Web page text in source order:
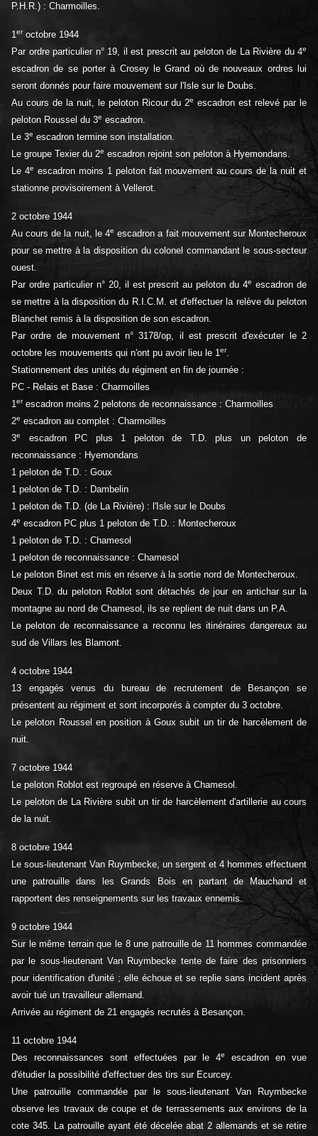
P.H.R.) : Charmoilles.
1eroctobre 1944
Par ordre particulier n° 19, il est prescrit au peloton de La Rivière du 4e
escadron de se porter à Crosey le Grand où de nouveaux ordres lui
seront donnés pour faire mouvement sur l'Isle sur le Doubs.
Au cours de la nuit, le peloton Ricour du 2e escadron est relevé par le
peloton Roussel du 3e escadron.
Le 3e escadron termine son installation.
Le groupe Texier du 2e escadron rejoint son peloton à Hyemondans.
Le 4e escadron moins 1 peloton fait mouvement au cours de la nuit et
stationne provisoirement à Vellerot.
2 octobre 1944
Au cours de la nuit, le 4e escadron a fait mouvement sur Montecheroux
pour se mettre à la disposition du colonel commandant le sous-secteur
ouest.
Par ordre particulier n° 20, il est prescrit au peloton du 4e escadron de
se mettre à la disposition du R.I.C.M. et d'effectuer la relève du peloton
Blanchet remis à la disposition de son escadron.
Par ordre de mouvement n° 3178/op, il est prescrit d'exécuter le 2
octobre les mouvements qui n'ont pu avoir lieu le 1er.
Stationnement des unités du régiment en fin de journée :
PC - Relais et Base : Charmoilles
1erescadron moins 2 pelotons de reconnaissance : Charmoilles
2e escadron au complet : Charmoilles
3e
escadron PC plus 1 peloton de T.D. plus un peloton de
reconnaissance : Hyemondans
1 peloton de T.D. : Goux
1 peloton de T.D. : Dambelin
1 peloton de T.D. (de La Rivière) : l'Isle sur le Doubs
4e escadron PC plus 1 peloton de T.D. : Montecheroux
1 peloton de T.D. : Chamesol
1 peloton de reconnaissance : Chamesol
Le peloton Binet est mis en réserve à la sortie nord de Montecheroux.
Deux T.D. du peloton Roblot sont détachés de jour en antichar sur la
montagne au nord de Chamesol, ils se replient de nuit dans un P.A.
Le peloton de reconnaissance a reconnu les itinéraires dangereux au
sud de Villars les Blamont.
4 octobre 1944
13 engagés venus du bureau de recrutement de Besançon se
présentent au régiment et sont incorporés à compter du 3 octobre.
Le peloton Roussel en position à Goux subit un tir de harcèlement de
nuit.
7 octobre 1944
Le peloton Roblot est regroupé en réserve à Chamesol.
Le peloton de La Rivière subit un tir de harcèlement d'artillerie au cours
de la nuit.
8 octobre 1944
Le sous-lieutenant Van Ruymbecke, un sergent et 4 hommes effectuent
une patrouille dans les Grands Bois en partant de Mauchand et
rapportent des renseignements sur les travaux ennemis.
9 octobre 1944
Sur le même terrain que le 8 une patrouille de 11 hommes commandée
par le sous-lieutenant Van Ruymbecke tente de faire des prisonniers
pour identification d'unité ; elle échoue et se replie sans incident après
avoir tué un travailleur allemand.
Arrivée au régiment de 21 engagés recrutés à Besançon.
11 octobre 1944
Des reconnaissances sont effectuées par le 4e
escadron en vue
d'étudier la possibilité d'effectuer des tirs sur Ecurcey.
Une patrouille commandée par le sous-lieutenant Van Ruymbecke
observe les travaux de coupe et de terrassements aux environs de la
cote 345. La patrouille ayant été décelée abat 2 allemands et se retire